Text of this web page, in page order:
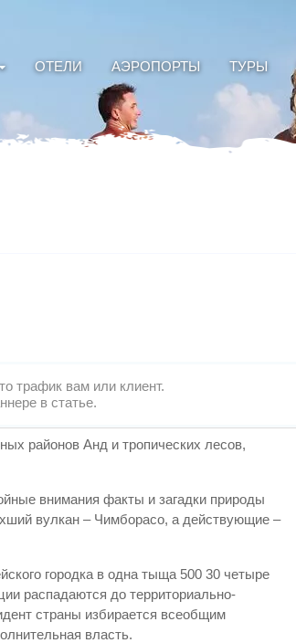
ОТЕЛИ АЭРОПОРТЫ ТУРЫ
трафик вам или клиент.
в статье.
районов Анд и тропических лесов,
внимания факты и загадки природы
вулкан – Чимборасо, а действующие –
городка в одна тыща 500 30 четыре
распадаются до территориально-
страны избирается всеобщим
власть.